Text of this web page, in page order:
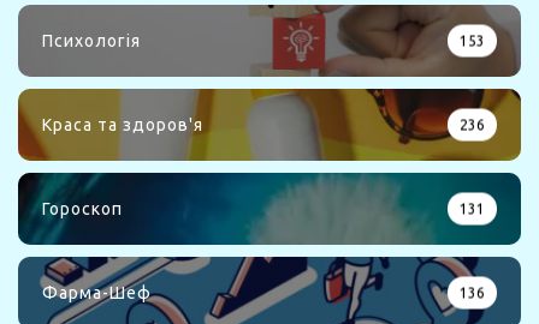
Психологія 153
Краса та здоров'я 236
Гороскоп 131
Фарма-Шеф 136